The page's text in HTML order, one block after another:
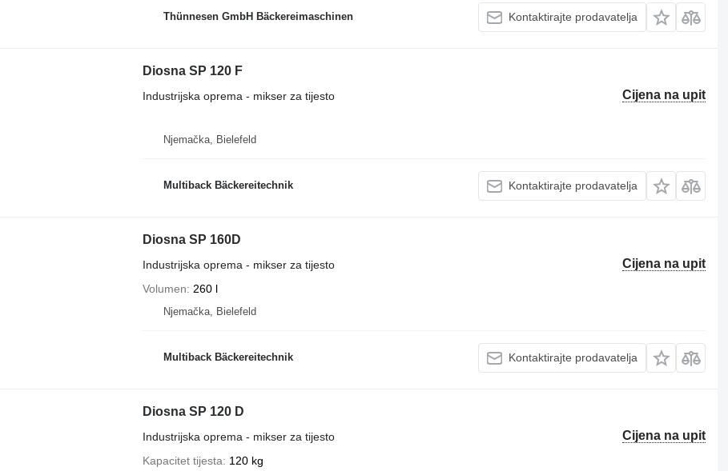
Thünnesen GmbH Bäckereimaschinen Kontaktirajte prodavatelja
Diosna SP 120 F
Cijena na upit
Industrijska oprema - mikser za tijesto
Njemačka, Bielefeld
Multiback Bäckereitechnik Kontaktirajte prodavatelja
Diosna SP 160D
Cijena na upit
Industrijska oprema - mikser za tijesto
Volumen
260 l
Njemačka, Bielefeld
Multiback Bäckereitechnik Kontaktirajte prodavatelja
Diosna SP 120 D
Cijena na upit
Industrijska oprema - mikser za tijesto
Kapacitet tijesta
120 kg